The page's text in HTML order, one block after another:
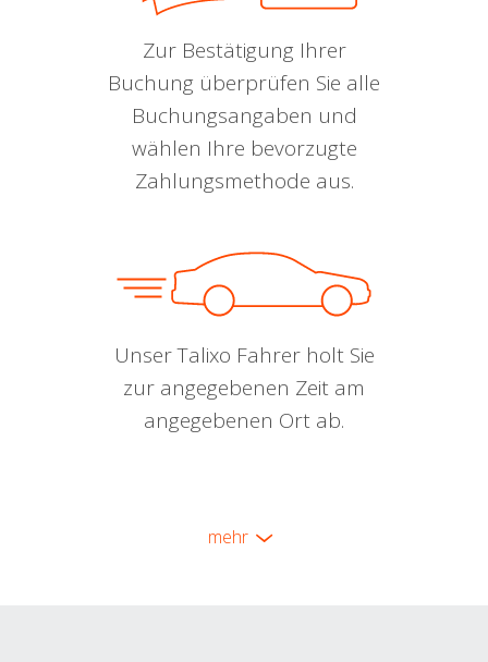
Zur Bestätigung Ihrer
Buchung überprüfen Sie alle
Buchungsangaben und
wählen Ihre bevorzugte
Zahlungsmethode aus.
Unser Talixo Fahrer holt Sie
zur angegebenen Zeit am
angegebenen Ort ab.
mehr